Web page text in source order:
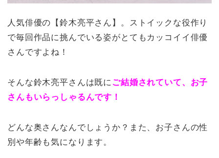
人気俳優の【鈴木亮平さん】。ストイックな役作り
で毎回作品に挑んでいる姿がとてもカッコイイ俳優
さんですよね！
そんな鈴木亮平さんは既に ご結婚されていて、お子
さんもいらっしゃるんです！
どんな奥さんなんでしょうか？また、お子さんの性
別や年齢も気になります。